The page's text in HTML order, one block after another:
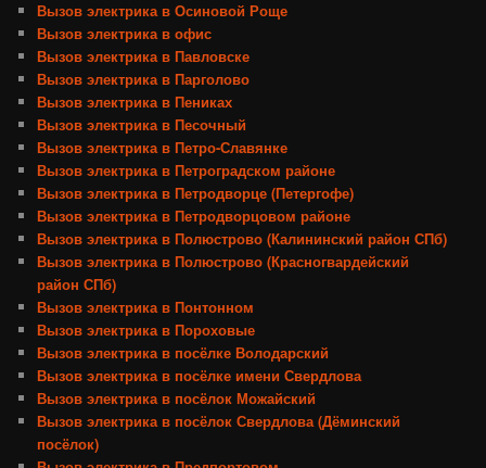
Вызов электрика в Осиновой Роще
Вызов электрика в офис
Вызов электрика в Павловске
Вызов электрика в Парголово
Вызов электрика в Пениках
Вызов электрика в Песочный
Вызов электрика в Петро-Славянке
Вызов электрика в Петроградском районе
Вызов электрика в Петродворце (Петергофе)
Вызов электрика в Петродворцовом районе
Вызов электрика в Полюстрово (Калининский район СПб)
Вызов электрика в Полюстрово (Красногвардейский
район СПб)
Вызов электрика в Понтонном
Вызов электрика в Пороховые
Вызов электрика в посёлке Володарский
Вызов электрика в посёлке имени Свердлова
Вызов электрика в посёлок Можайский
Вызов электрика в посёлок Свердлова (Дёминский
посёлок)